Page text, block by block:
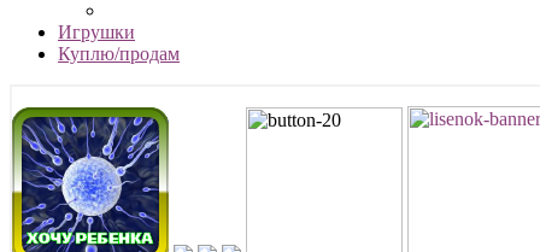
Игрушки
Куплю/продам